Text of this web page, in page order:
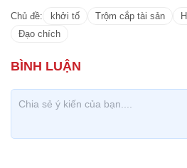
Chủ đề: khởi tố Trộm cắp tài sản
Đạo chích